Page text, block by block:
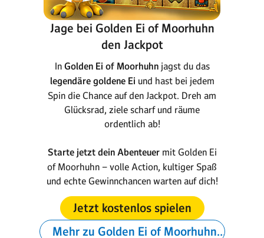
Jage bei Golden Ei of Moorhuhn
den Jackpot
In Golden Ei of Moorhuhnjagst du das
legendäre goldene Ei und hast bei jedem
Spin die Chance auf den Jackpot. Dreh am
Glücksrad, ziele scharf und räume
ordentlich ab!
Starte jetzt dein Abenteuermit Golden Ei
of Moorhuhn – volle Action, kultiger Spaß
und echte Gewinnchancen warten auf dich!
Jetzt kostenlos spielen
Mehr zu Golden Ei of Moorhuhn